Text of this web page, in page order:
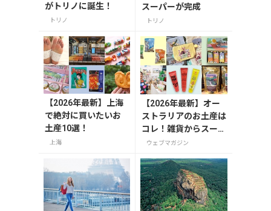
がトリノに誕生！
トリノ
スーパーが完成
トリノ
【2026年最新】上海
で絶対に買いたいお
土産10選！
上海
【2026年最新】オー
ストラリアのお土産は
コレ！雑貨からスーパ
ーでも買えるグルメま
ウェブマガジン